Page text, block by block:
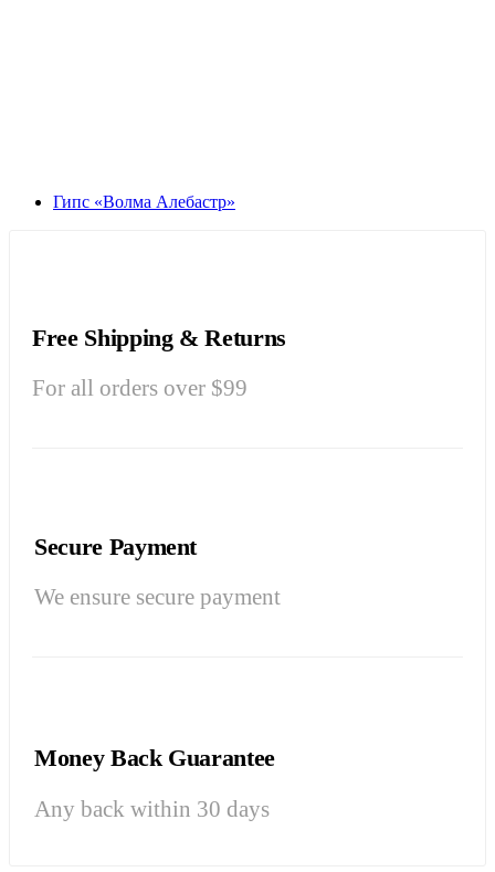
Гипс «Волма Алебастр»
Free Shipping & Returns
For all orders over $99
Secure Payment
We ensure secure payment
Money Back Guarantee
Any back within 30 days